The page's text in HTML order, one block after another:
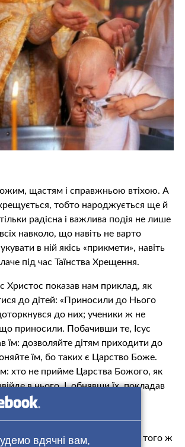
вдячні вам,
щастям і справжньою втіхою. А
тобто народжується ще й
радісна і важлива подія не лише
навколо, що навіть не варто
в ній якісь «прикмети», навіть
під час Таїнства Хрещення.
Христос показав нам приклад, як
до дітей: «Приносили до Нього
до них; ученики ж не
приносили. Побачивши те, Ісус
їм: дозволяйте дітям приходити до
їм, бо таких є Царство Боже.
хто не прийме Царства Божого, як
в нього. І, обнявши їх, покладав
їх» (Мк. 10: 13 – 16).
правил поведінки можуть
але як можна вимагати того ж